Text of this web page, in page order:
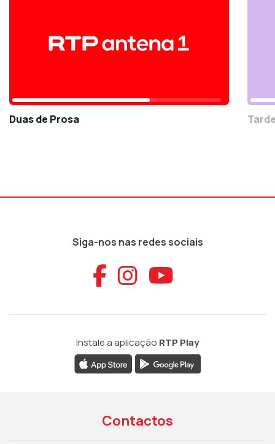
Duas de Prosa
Siga-nos nas redes sociais
Aceder ao
Aceder ao
Aceder
Instale a aplicação RTP Play
Contactos